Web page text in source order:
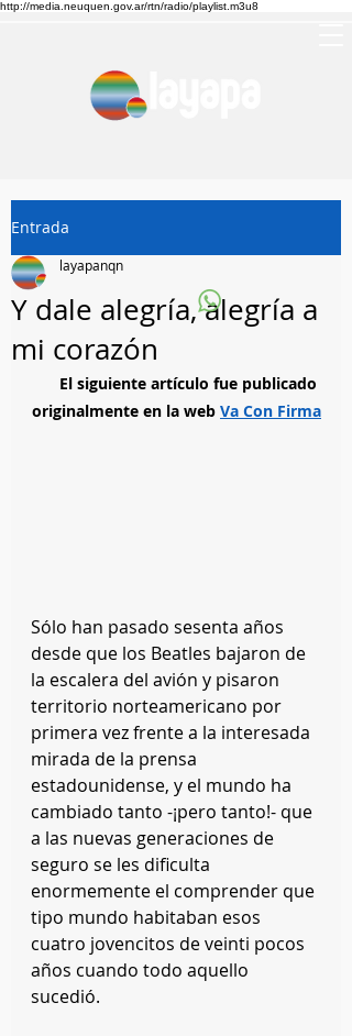
http://media.neuquen.gov.ar/rtn/radio/playlist.m3u8
Entrada
Y dale alegría, alegría a
mi corazón
layapanqn
El siguiente artículo fue publicado
originalmente en la web Va Con Firma
Sólo han pasado sesenta años
desde que los Beatles bajaron de
la escalera del avión y pisaron
territorio norteamericano por
primera vez frente a la interesada
mirada de la prensa
estadounidense, y el mundo ha
cambiado tanto -¡pero tanto!- que
a las nuevas generaciones de
seguro se les dificulta
enormemente el comprender que
tipo mundo habitaban esos
cuatro jovencitos de veinti pocos
años cuando todo aquello
sucedió.